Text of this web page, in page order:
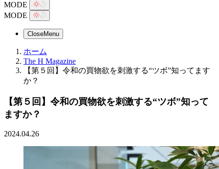
MODE
MODE
CloseMenu
ホーム
The H Magazine
【第５回】令和の買物欲を刺激する“ツボ”知ってます
か？
【第５回】令和の買物欲を刺激する“ツボ”知って
ますか？
2024.04.26